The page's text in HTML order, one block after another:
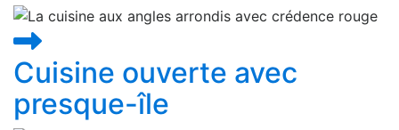
Cuisine ouverte avec
presque-île